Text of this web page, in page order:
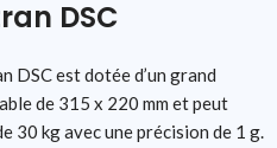
DSC
DSC est dotée d’un grand
de 315 x 220 mm et peut
30 kg avec une précision de 1 g.